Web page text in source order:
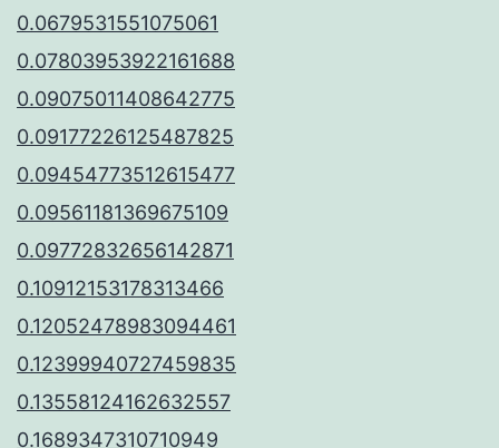
0.0679531551075061
0.07803953922161688
0.09075011408642775
0.09177226125487825
0.09454773512615477
0.09561181369675109
0.09772832656142871
0.10912153178313466
0.12052478983094461
0.12399940727459835
0.13558124162632557
0.1689347310710949